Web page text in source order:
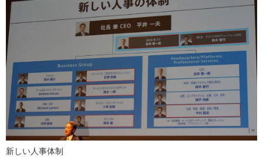
新しい人事体制